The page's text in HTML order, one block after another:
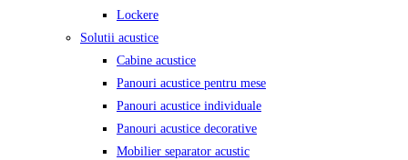
Lockere
Solutii acustice
Cabine acustice
Panouri acustice pentru mese
Panouri acustice individuale
Panouri acustice decorative
Mobilier separator acustic